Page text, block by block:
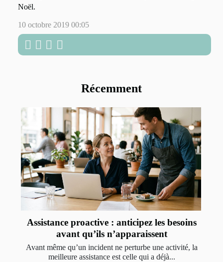
Récemment
Assistance proactive : anticipez les besoins
avant qu’ils n’apparaissent
Avant même qu’un incident ne perturbe une activité, la
meilleure assistance est celle qui a déjà...
Noël.
10 octobre 2019 00:05